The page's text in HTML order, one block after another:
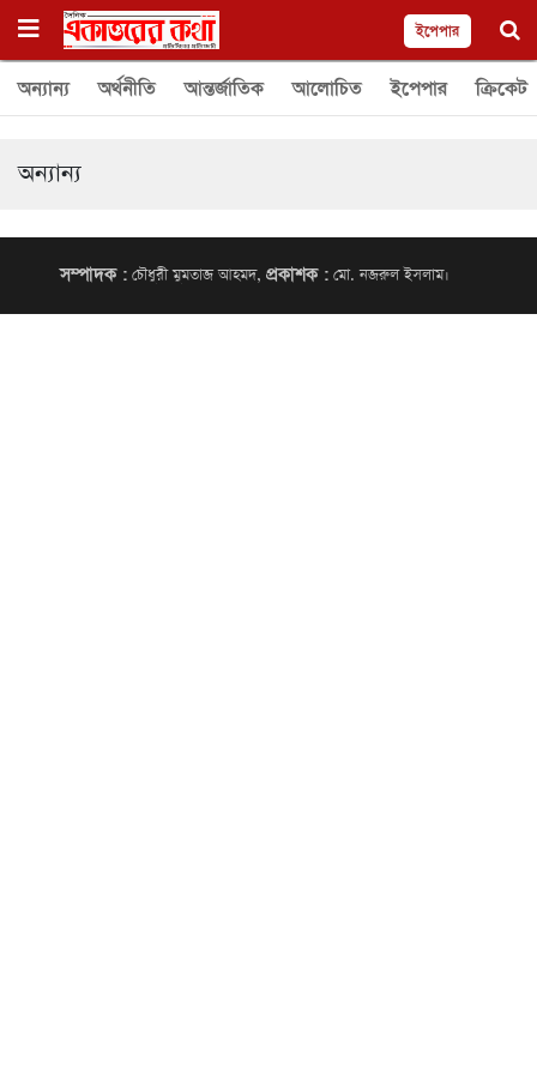
ইপেপার
অন্যান্য অর্থনীতি আন্তর্জাতিক আলোচিত ইপেপার ক্রিকেট
অন্যান্য
সম্পাদক :চৌধুরী মুমতাজ আহমদ, প্রকাশক :মো. নজরুল ইসলাম।